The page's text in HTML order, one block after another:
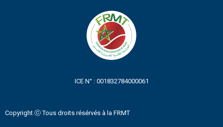
ICE N° : 001832784000061
Copyright ⓒ Tous droits résérvés à la FRMT